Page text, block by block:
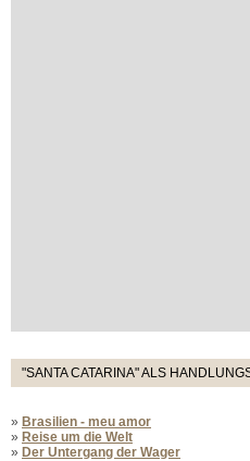
"SANTA CATARINA" ALS
» Brasilien - meu amor
» Reise um die Welt
» Der Untergang der Wager